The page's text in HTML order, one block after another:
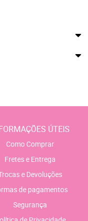
ÚTEIS
Como Comprar
Fretes e Entrega
e Devoluções
de pagamentos
Segurança